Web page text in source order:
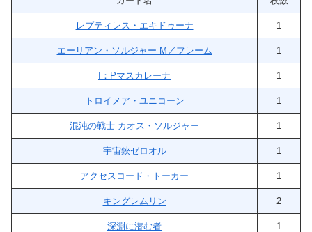
レプティレス・エキドゥーナ 1
エーリアン・ソルジャー M／フレーム 1
I：Pマスカレーナ 1
トロイメア・ユニコーン 1
混沌の戦士 カオス・ソルジャー 1
宇宙鋏ゼロオル 1
アクセスコード・トーカー 1
キングレムリン 2
深淵に潜む者 1